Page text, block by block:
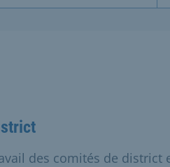
des comités de district